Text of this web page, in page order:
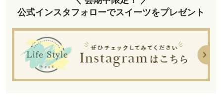
公式インスタフォローでスイーツをプレゼント